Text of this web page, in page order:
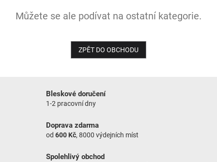
NOVINKY
Můžete se ale podívat na ostatní kategorie.
ZPĚT DO OBCHODU
Bleskové doručení
1-2 pracovní dny
Doprava zdarma
od 600 Kč, 8000 výdejních míst
Spolehlivý obchod